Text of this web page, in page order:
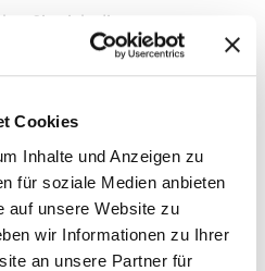
Cookies
Inhalte und Anzeigen zu
für soziale Medien anbieten
auf unsere Website zu
wir Informationen zu Ihrer
an unsere Partner für
Sie sich die
der Natur ins Haus. Die
Oberflächen verleihen Tür
sie nur die Natur
oder modern:
Kollektion umfasst auch
Raumkonzepte